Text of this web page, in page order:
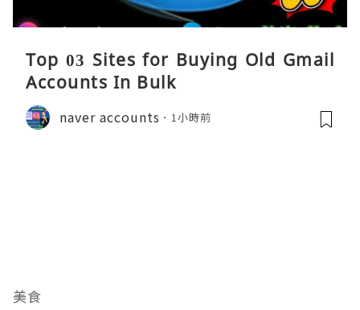
Top 03 Sites for Buying Old Gmail
Accounts In Bulk
naver accounts 1小時前
美食